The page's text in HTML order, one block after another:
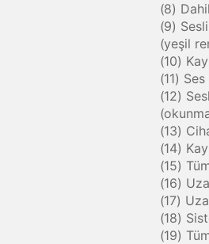
(8)
(9)
(yeşil
(10)
(11)
(12)
(13)
(14)
(15)
(16)
(17)
(18)
(19)